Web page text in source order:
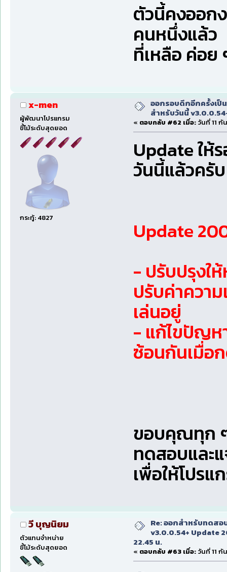
ตัวนี้คงออก
คนหนึ่งแล้ว
ที่เหลือ ค่อย
x-men
ผู้พัฒนาโปรแกรม
ขี้โม้ระดับสุดยอด
กระทู้: 4827
ออกรอบดึกอีกครั้งเป็
สำหรับวันนี้
« ตอบกลับ #62 เมื่อ: วันที่ 11 กั
Update ให้
วันนี้แล้วครับ
Update
- ปรับปรุงใ
ปรับค่าควา
เล่นอยู่
- แก้ไขปัญห
ซ้อนกันเมื่อ
ขอบคุณทุก
ทดสอบและ
เพื่อให้โปร
วี บุญนิยม
ตัวแทนจำหน่าย
ขี้โม้ระดับสุดยอด
Re: ออกสำหรับทดสอ
v3.0.0.54+ Update
22.45 น.
« ตอบกลับ #63 เมื่อ: วันที่ 11 กั